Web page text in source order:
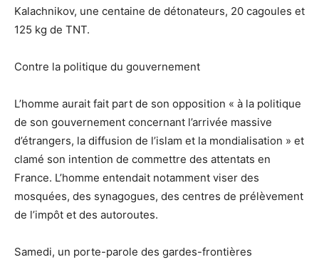
Kalachnikov, une centaine de détonateurs, 20 cagoules et
125 kg de TNT.
Contre la politique du gouvernement
L’homme aurait fait part de son opposition « à la politique
de son gouvernement concernant l’arrivée massive
d’étrangers, la diffusion de l’islam et la mondialisation » et
clamé son intention de commettre des attentats en
France. L’homme entendait notamment viser des
mosquées, des synagogues, des centres de prélèvement
de l’impôt et des autoroutes.
Samedi, un porte-parole des gardes-frontières